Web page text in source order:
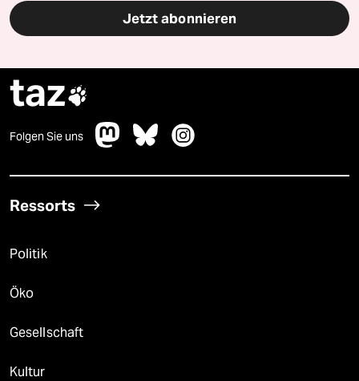
Jetzt abonnieren
taz
Folgen Sie uns
Ressorts
Politik
Öko
Gesellschaft
Kultur